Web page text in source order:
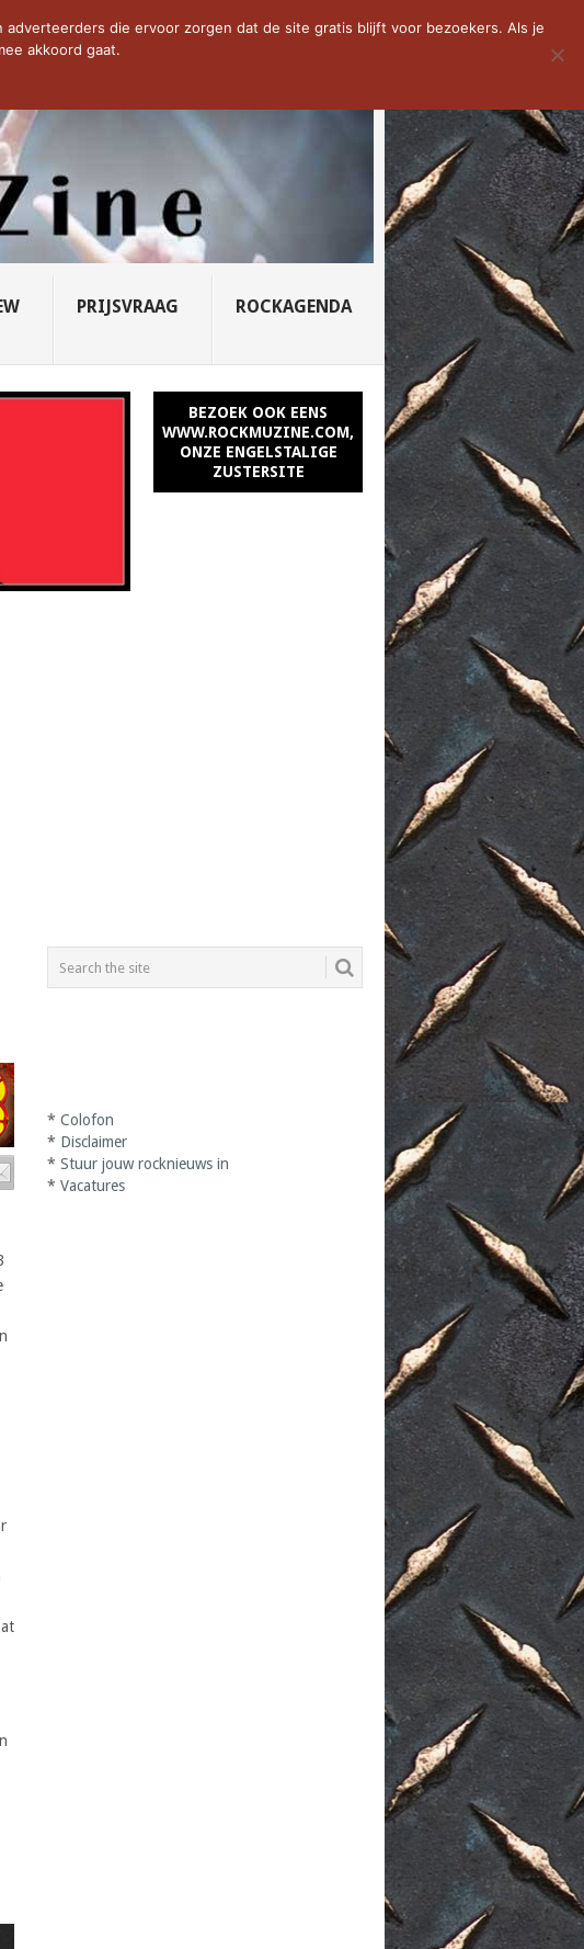
IN 0... CD VAN DE WEEK: SLEEPING...
PRIJSVRAAG ROCKAGENDA
BEZOEK OOK EENS
WWW.ROCKMUZINE.COM,
ONZE ENGELSTALIGE
ZUSTERSITE
*Colofon
* Disclaimer
*Stuur jouw rocknieuws in
*Vacatures
die ervoor zorgen dat de site gratis blijft voor bezoekers. Als je
akkoord gaat.